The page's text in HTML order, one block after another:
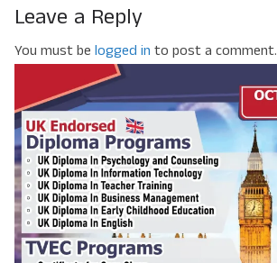
Leave a Reply
You must be logged in to post a comment.